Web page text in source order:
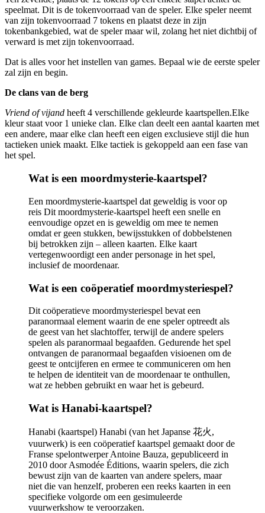
speelmat. Dit is de tokenvoorraad van de speler. Elke speler neemt
van zijn tokenvoorraad 7 tokens en plaatst deze in zijn
tokenbankgebied, wat de speler maar wil, zolang het niet dichtbij of
verward is met zijn tokenvoorraad.
Dat is alles voor het instellen van games. Bepaal wie de eerste speler
zal zijn en begin.
De clans van de berg
Vriend of vijand heeft 4 verschillende gekleurde kaartspellen.Elke
kleur staat voor 1 unieke clan. Elke clan deelt een aantal kaarten met
een andere, maar elke clan heeft een eigen exclusieve stijl die hun
tactieken uniek maakt. Elke tactiek is gekoppeld aan een fase van
het spel.
Wat is een moordmysterie-kaartspel?
Een moordmysterie-kaartspel dat geweldig is voor op
reis Dit moordmysterie-kaartspel heeft een snelle en
eenvoudige opzet en is geweldig om mee te nemen
omdat er geen stukken, bewijsstukken of dobbelstenen
bij betrokken zijn – alleen kaarten. Elke kaart
vertegenwoordigt een ander personage in het spel,
inclusief de moordenaar.
Wat is een coöperatief moordmysteriespel?
Dit coöperatieve moordmysteriespel bevat een
paranormaal element waarin de ene speler optreedt als
de geest van het slachtoffer, terwijl de andere spelers
spelen als paranormaal begaafden. Gedurende het spel
ontvangen de paranormaal begaafden visioenen om de
geest te ontcijferen en ermee te communiceren om hen
te helpen de identiteit van de moordenaar te onthullen,
wat ze hebben gebruikt en waar het is gebeurd.
Wat is Hanabi-kaartspel?
Hanabi (kaartspel) Hanabi (van het Japanse 花火,
vuurwerk) is een coöperatief kaartspel gemaakt door de
Franse spelontwerper Antoine Bauza, gepubliceerd in
2010 door Asmodée Éditions, waarin spelers, die zich
bewust zijn van de kaarten van andere spelers, maar
niet die van henzelf, proberen een reeks kaarten in een
specifieke volgorde om een ​​gesimuleerde
vuurwerkshow te veroorzaken.